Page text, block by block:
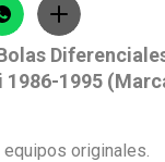
1995
originales.